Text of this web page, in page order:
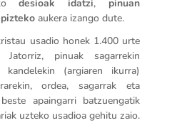
desioak idatzi, pinuan
aukera izango dute.
usadio honek 1.400 urte
pinuak sagarrekin
(argiaren ikurra)
ordea, sagarrak eta
apaingarri batzuengatik
uzteko usadioa gehitu zaio.